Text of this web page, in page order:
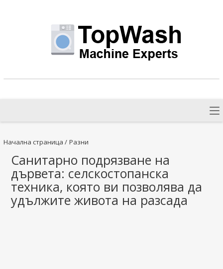
Начална страница / Разни
Санитарно подрязване на
дървета: селскостопанска
техника, която ви позволява да
удължите живота на разсада